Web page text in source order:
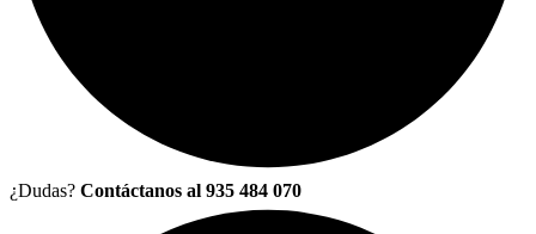
¿Dudas? Contáctanos al 935 484 070